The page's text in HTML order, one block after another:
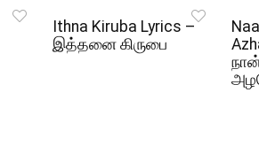
Ithna Kiruba Lyrics –
இத்தனை கிருபை